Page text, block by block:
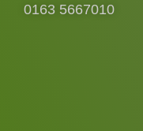
0163 5667010